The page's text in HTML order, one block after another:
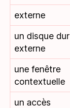
externe
un disque dur
externe
une fenêtre
contextuelle
un accès